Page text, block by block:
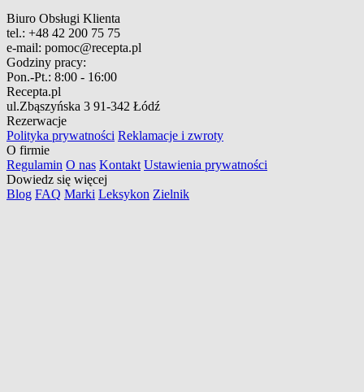
Biuro Obsługi Klienta
tel.: +48 42 200 75 75
e-mail: pomoc@recepta.pl
Godziny pracy:
Pon.-Pt.: 8:00 - 16:00
Recepta.pl
ul.Zbąszyńska 3 91-342 Łódź
Rezerwacje
Polityka prywatności Reklamacje i zwroty
O firmie
Regulamin O nas Kontakt Ustawienia prywatności
Dowiedz się więcej
Blog FAQ Marki Leksykon Zielnik